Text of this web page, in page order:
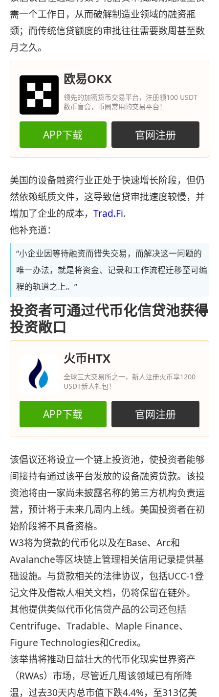
需一个工作日，从而破解制造业领域的融资瓶
颈；而传统信贷额度的审批往往需要数周甚至数
月之久。
欧易OKX
领先的加密货币交易平台，注册领100 USDT
数币盲盒，币圈常用的交易平台！
APP下载 官网注册
美国的设备融资行业正处于快速增长阶段，但仍
然依赖纸质文件，这导致信贷审批速度较慢，并
增加了企业的成本， Trad.Fi.
他补充道：
“小企业因等待融资而错失交易，而解决这一问题的
唯一办法，就是将资金、记录和工作流程迁移至可编
程的轨道之上。”
投资者可通过代币化信贷池获得
投资敞口
火币HTX
全球三大交易所之一，新人注册火币享1200
USDT新人礼包！
APP下载 官网注册
该倡议还将设立一个链上投资池，使投资者能够
间接持有通过该平台发放的设备融资贷款。该投
资池将由一家尚未披露名称的第三方机构负责运
营，预计将于未来几周内上线。美国投资者在初
始阶段将不具备资格。
W3将为贷款的代币化以及在Base、Arc和
Avalanche等区块链上管理相关信用记录提供基
础设施。与贷款相关的法律协议，包括UCC-1登
记文件及借款人相关文档，仍将保留在链外。
其他提供类似代币化信贷产品的公司还包括
Centrifuge、Tradable、Maple Finance、
Figure Technologies和Credix。
该举措将推动日益壮大的代币化现实世界资产
（RWAs）市场，尽管近几周该领域已有所降
温，过去30天内总市值下跌4.4%，至313亿美